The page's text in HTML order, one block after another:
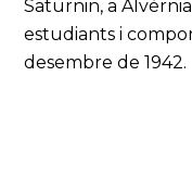
Saturnin, a
estudiants i
desembre de 1942.